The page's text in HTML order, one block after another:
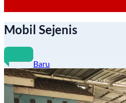
Mobil Sejenis
Baru